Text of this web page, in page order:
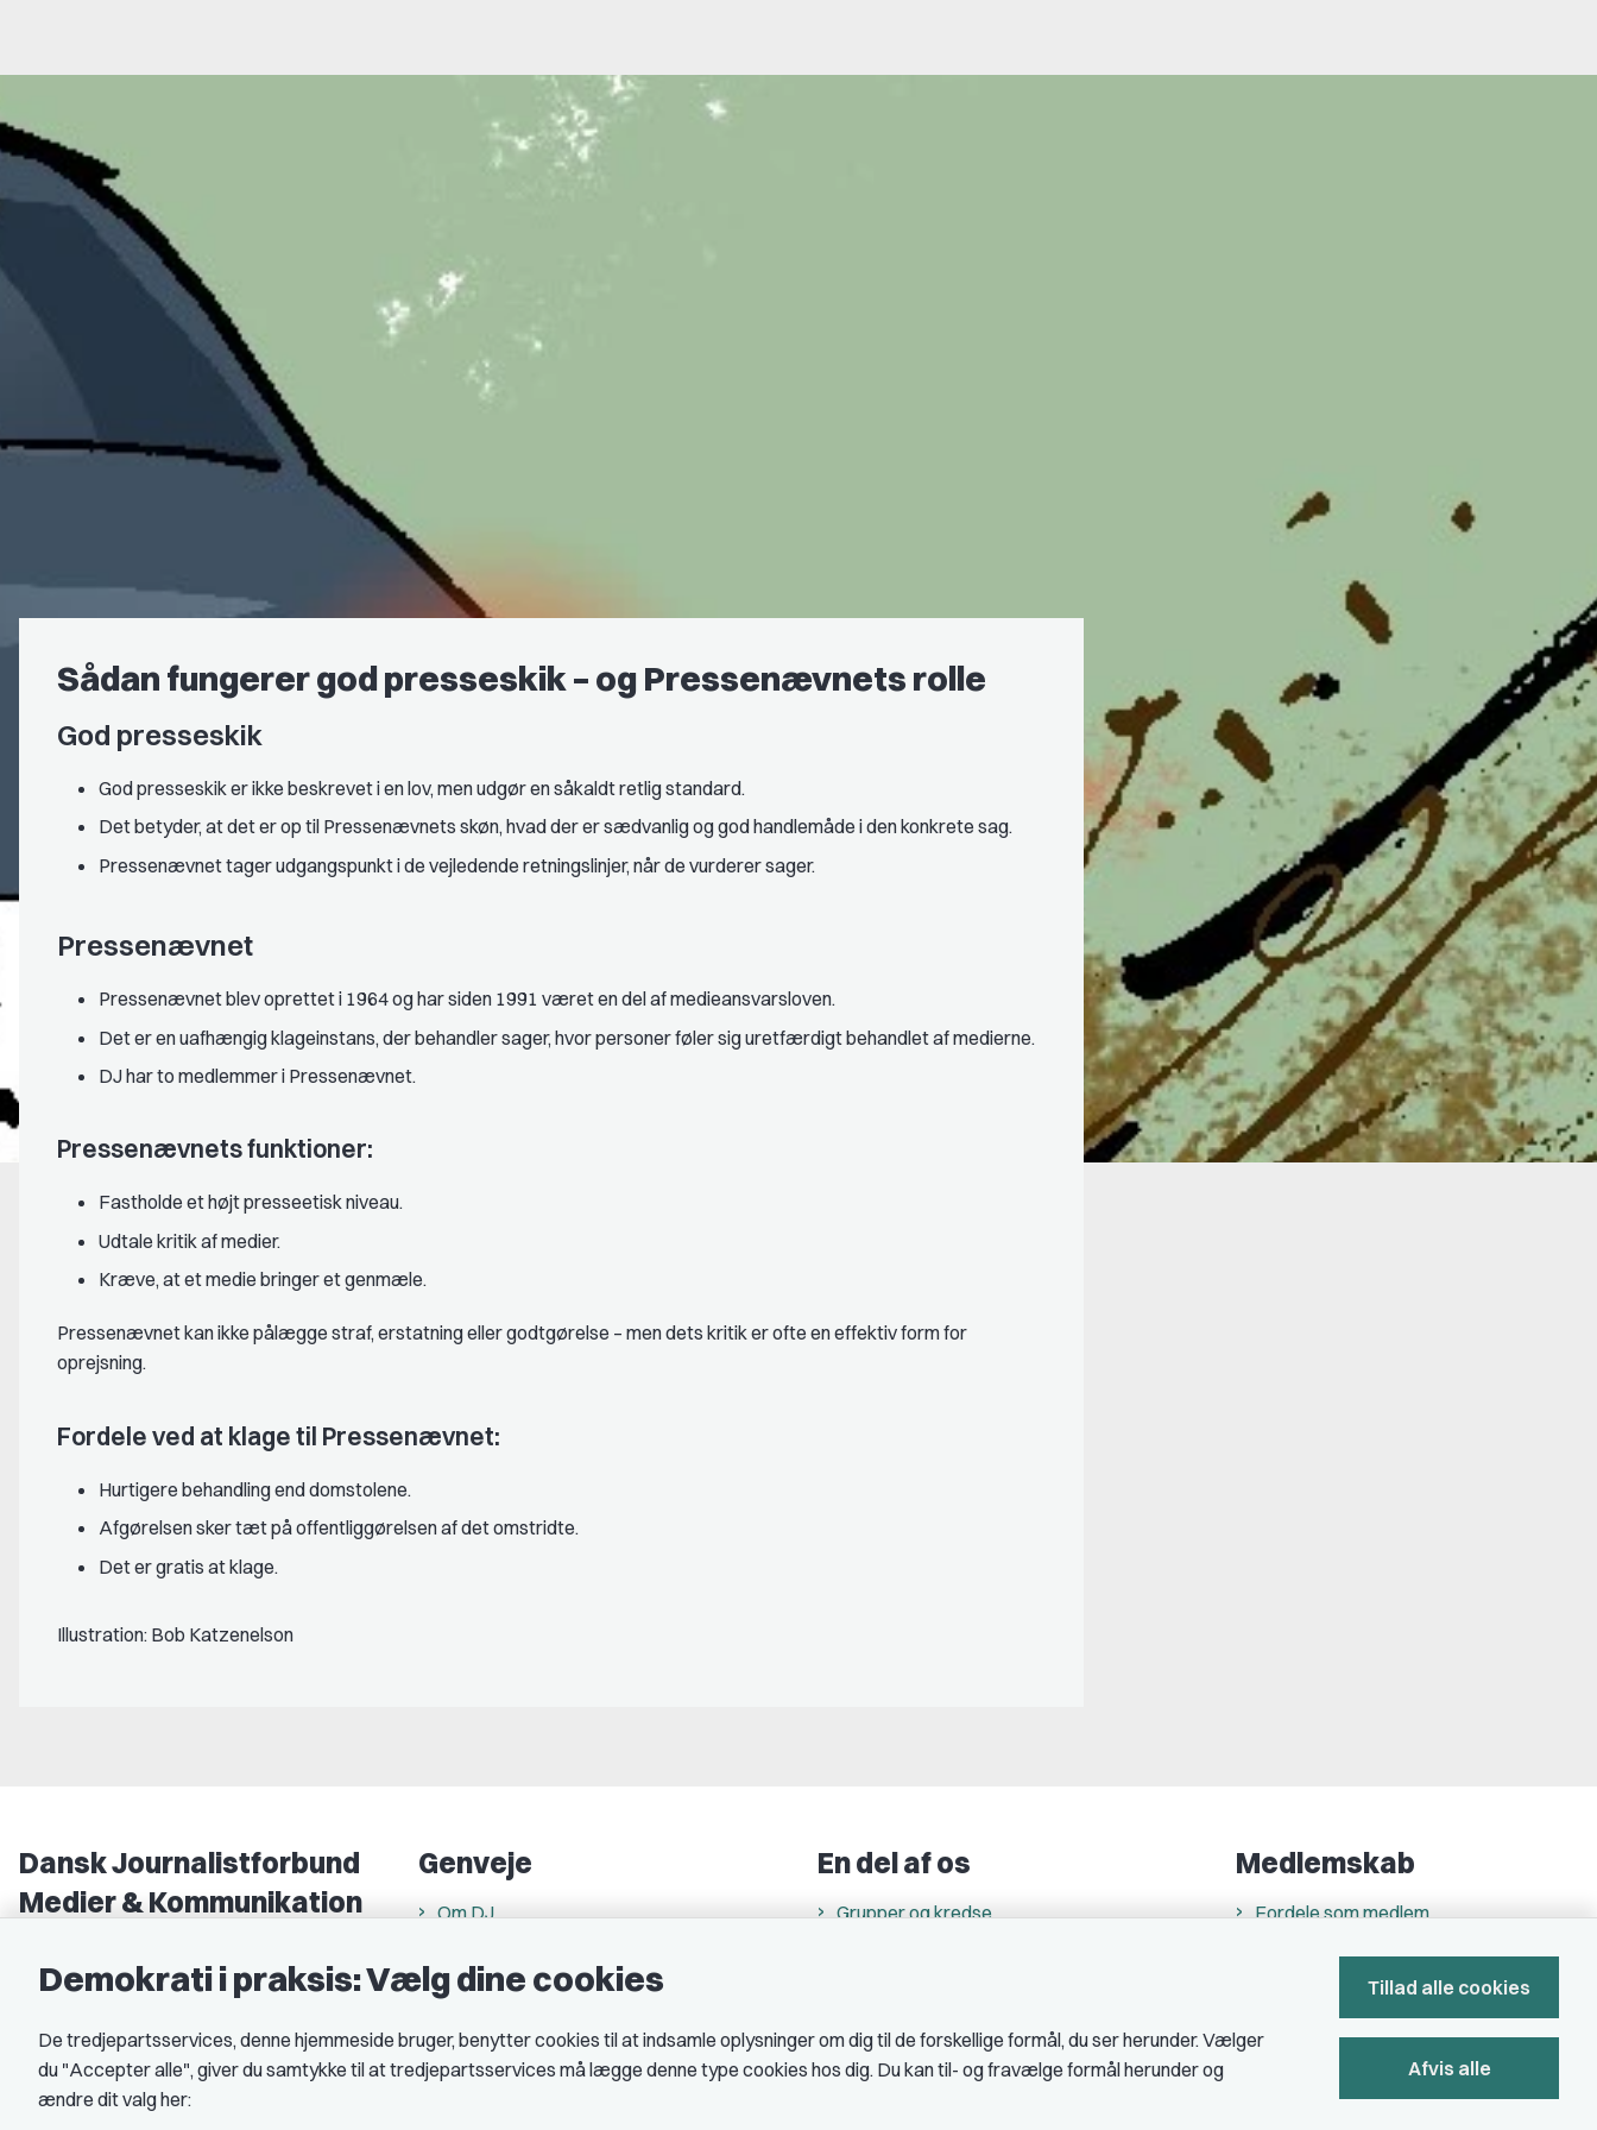
Sådan fungerer god presseskik – og Pressenævnets rolle
God presseskik
God presseskik er ikke beskrevet i en lov, men udgør en såkaldt retlig standard.
Det betyder, at det er op til Pressenævnets skøn, hvad der er sædvanlig og god handlemåde i den konkrete sag.
Pressenævnet tager udgangspunkt i de vejledende retningslinjer, når de vurderer sager.
Pressenævnet
Pressenævnet blev oprettet i 1964 og har siden 1991 været en del af medieansvarsloven.
Det er en uafhængig klageinstans, der behandler sager, hvor personer føler sig uretfærdigt behandlet af medierne.
DJ har to medlemmer i Pressenævnet.
Pressenævnets funktioner:
Fastholde et højt presseetisk niveau.
Udtale kritik af medier.
Kræve, at et medie bringer et genmæle.
Pressenævnet kan ikke pålægge straf, erstatning eller godtgørelse – men dets kritik er ofte en effektiv form for
oprejsning.
Fordele ved at klage til Pressenævnet:
Hurtigere behandling end domstolene.
Afgørelsen sker tæt på offentliggørelsen af det omstridte.
Det er gratis at klage.
Illustration: Bob Katzenelson
Dansk Journalistforbund
Medier & Kommunikation
1202 København K
CVR nr.: 59783718
EAN nr.: 5790002490071
Kontakt DJ
Genveje
Om DJ
Find freelancer
Privatlivs- & cookiepolitik
Rettighedsmidler hos DJ
En del af os
Grupper og kredse
Medlemskab
Fordele som medlem
Kontingent
Forstå dit medlemskab
Pressekort
Demokrati i praksis: Vælg dine cookies
De tredjepartsservices, denne hjemmeside bruger, benytter cookies til at indsamle oplysninger om dig til de forskellige formål, du ser herunder. Vælger
du "Accepter alle", giver du samtykke til at tredjepartsservices må lægge denne type cookies hos dig. Du kan til- og fravælge formål herunder og
ændre dit valg her:
Tillad alle cookies
Afvis alle